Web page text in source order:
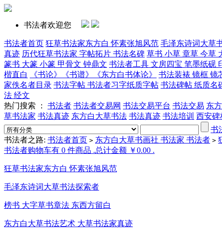
书法者欢迎您
书法者首页 狂草书法家东方白 怀素张旭风范 毛泽东诗词大草
真迹 历代狂草书法家 字帖拓片 书法名碑 草书 小草 章草 今草
篆书 大篆 小篆 甲骨文 钟鼎文 书法者工具 文房四宝 笔墨纸砚
楷直白
《书论》《书谱》《东方白书体论》
书法装裱 镜框 镜
家佚名者目录 书法字帖 书法者习字纸质字帖 书法碑帖 纸质名
法 经文
热门搜索 ： 书法者 书法者交易网 书法交易平台 书法交易 东
草书法家 书法真迹 东方白大草书法 书法真迹 书法培训 西安碑
书
书法者之路: 书法者首页 > 东方白大草书画社 书法家 书法者 >
书法者购物车有 0 件商品 .总计金额 ￥0.00 .
狂草书法家东方白 怀素张旭风范
毛泽东诗词大草书法探索者
榜书 大字草书章法 东西方留白
东方白大草书法艺术 大草书法家真迹